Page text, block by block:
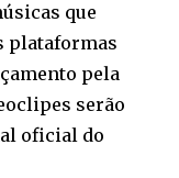
que
plataformas
pela
serão
oficial do